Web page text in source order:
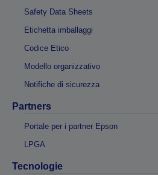
Safety Data Sheets
Etichetta imballaggi
Codice Etico
Modello organizzativo
Notifiche di sicurezza
Partners
Portale per i partner Epson
LPGA
Tecnologie